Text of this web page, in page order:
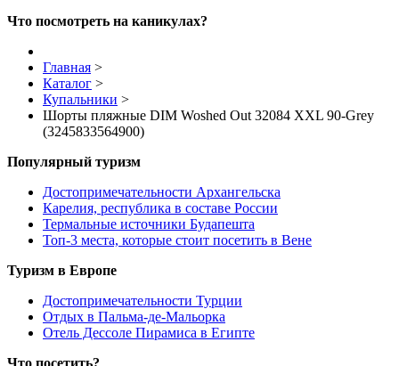
Что посмотреть на каникулах?
Главная >
Каталог >
Купальники >
Шорты пляжные DIM Woshed Out 32084 XXL 90-Grey
(3245833564900)
Популярный туризм
Достопримечательности Архангельска
Карелия, республика в составе России
Термальные источники Будапешта
Топ-3 места, которые стоит посетить в Вене
Туризм в Европе
Достопримечательности Турции
Отдых в Пальма-де-Мальорка
Отель Дессоле Пирамиса в Египте